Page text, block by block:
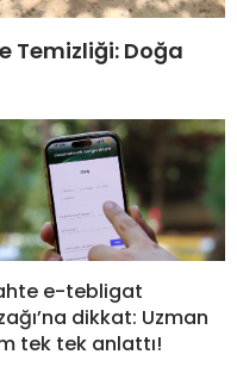
Temizliği: Doğa
e-tebligat
dikkat: Uzman
tek tek anlattı!